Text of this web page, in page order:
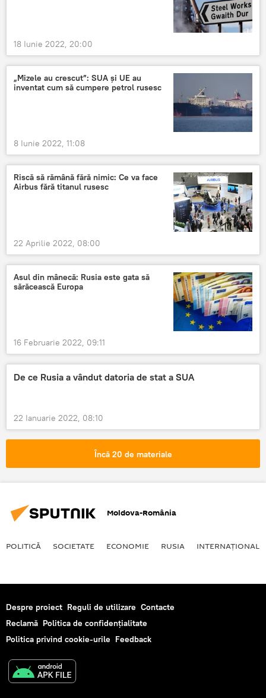
18 Iunie 2022, 20:00
„Mizele au crescut”: SUA și UE au
inventat cum să cumpere petrol rusesc
8 Iunie 2022, 11:08
Riscă să rămână fără nimic: Ce va face
Airbus fără titanul rusesc
22 Aprilie 2022, 08:00
Asul din mânecă: Rusia este gata să
sărăcească Europa
16 Februarie 2022, 09:11
De ce Rusia a vândut datoria de stat a SUA
22 Ianuarie 2022, 08:10
Încă 20 de materiale
Moldova-România
POLITICĂ SOCIETATE ECONOMIE RUSIA INTERNAŢIONAL
Despre proiect Reguli de utilizare Contacte
Reclamă Politica de confidențialitate
Politica privind cookie-urile Feedback